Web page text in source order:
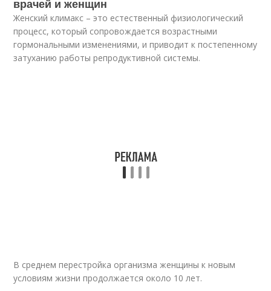
врачей и женщин
Женский климакс – это естественный физиологический
процесс, который сопровождается возрастными
гормональными изменениями, и приводит к постепенному
затуханию работы репродуктивной системы.
В среднем перестройка организма женщины к новым
условиям жизни продолжается около 10 лет.